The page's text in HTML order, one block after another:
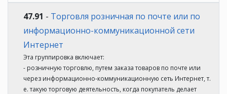
47.91 - Торговля розничная по почте или по
информационно-коммуникационной сети
Интернет
Эта группировка включает:
- розничную торговлю, путем заказа товаров по почте или
через информационно-коммуникационную сеть Интернет, т.
е. такую торговую деятельность, когда покупатель делает